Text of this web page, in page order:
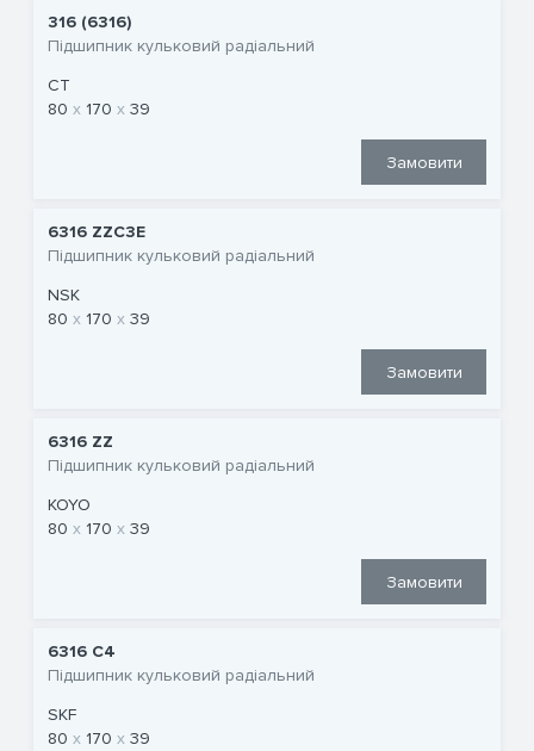
316 (6316)
Підшипник кульковий радіальний
CT
80
170 39
Замовити
6316 ZZC3E
Підшипник кульковий радіальний
NSK
80
170 39
Замовити
6316 ZZ
Підшипник кульковий радіальний
KOYO
80
170 39
Замовити
6316 C4
Підшипник кульковий радіальний
SKF
80
170 39